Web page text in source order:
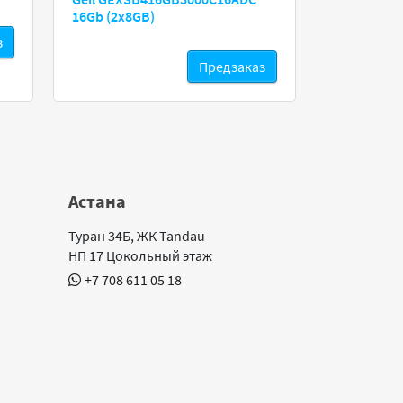
16Gb (2x8GB)
Предзаказ
Астана
Туран 34Б, ЖК Tandau
НП 17 Цокольный этаж
+7 708 611 05 18